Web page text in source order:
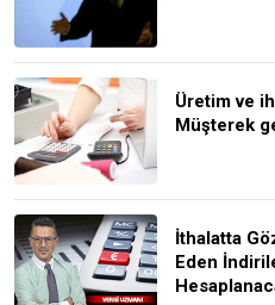
Üretim ve
Müşterek
İthalatta
Eden